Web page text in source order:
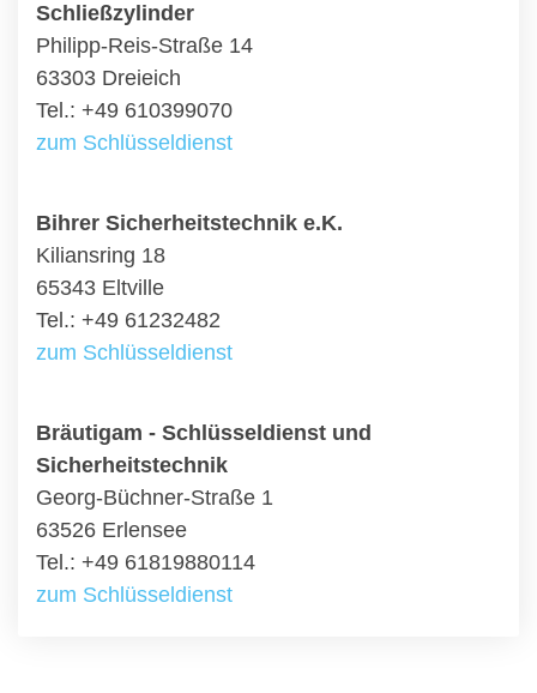
Schließzylinder
Philipp-Reis-Straße 14
63303 Dreieich
Tel.: +49 610399070
zum Schlüsseldienst
Bihrer Sicherheitstechnik e.K.
Kiliansring 18
65343 Eltville
Tel.: +49 61232482
zum Schlüsseldienst
Bräutigam - Schlüsseldienst und
Sicherheitstechnik
Georg-Büchner-Straße 1
63526 Erlensee
Tel.: +49 61819880114
zum Schlüsseldienst